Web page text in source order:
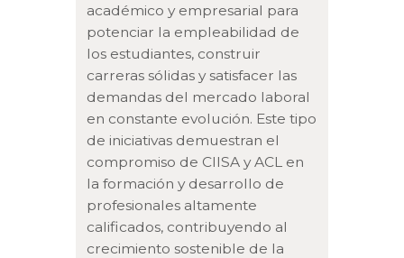
académico y empresarial para
potenciar la empleabilidad de
los estudiantes, construir
carreras sólidas y satisfacer las
demandas del mercado laboral
en constante evolución. Este tipo
de iniciativas demuestran el
compromiso de CIISA y ACL en
la formación y desarrollo de
profesionales altamente
calificados, contribuyendo al
crecimiento sostenible de la